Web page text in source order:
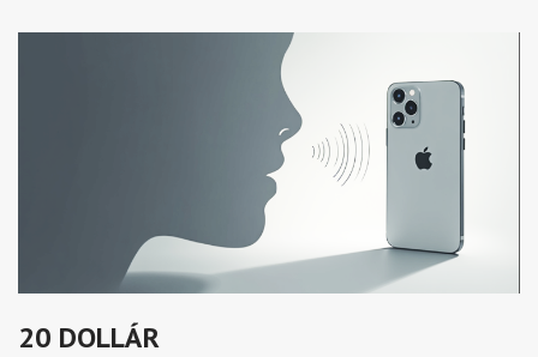
20 DOLLÁR